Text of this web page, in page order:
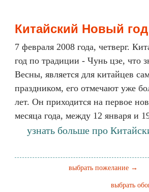
Китайский Новый год
7 февраля 2008 года, четверг.
год по традиции - Чунь цзе, что
Весны, является для китайцев
праздником, его отмечают уже
лет. Он приходится на первое
месяца года, между 12 января и
узнать больше про
выбрать пожелание →
выбрать